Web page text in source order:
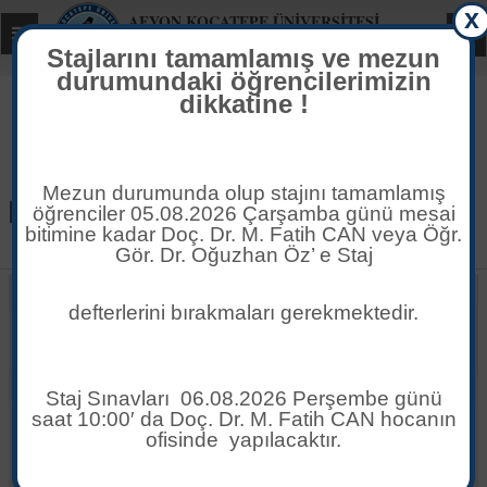
AFYON KOCATEPE ÜNİVERSİTESİ
Toggle
global
navigation
x
Stajlarını tamamlamış ve mezun
durumundaki öğrencilerimizin
dikkatine !
Mezun durumunda olup stajını tamamlamış
öğrenciler 05.08.2026 Çarşamba günü mesai
bitimine kadar Doç. Dr. M. Fatih CAN veya Öğr.
Gör. Dr. Oğuzhan Öz’ e Staj
defterlerini bırakmaları gerekmektedir.
Staj Sınavları 06.08.2026 Perşembe günü
saat 10:00′ da Doç. Dr. M. Fatih CAN hocanın
ofisinde yapılacaktır.
Yer Altı İşletmeciliği
DUYURULAR
22 2025-2026 Bahar Dönemi Final Programı